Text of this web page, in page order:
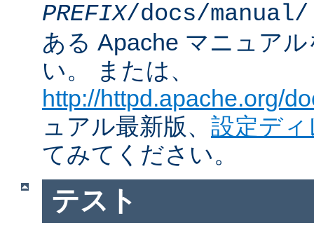
PREFIX/docs/manual/
ある Apache マニュア
い。 または、
http://httpd.apache.org/
ュアル最新版、 設定デ
てみてください。
テスト